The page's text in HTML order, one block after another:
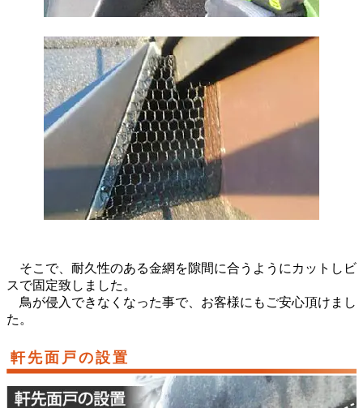
そこで、耐久性のある金網を隙間に合うようにカットしビ
スで固定致しました。
鳥が侵入できなくなった事で、お客様にもご安心頂けまし
た。
軒先面戸の設置